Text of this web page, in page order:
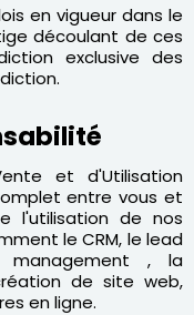
en vigueur dans le
découlant de ces
exclusive des
et d'Utilisation
entre vous et
l'utilisation de nos
le CRM, le lead
management , la
de site web,
en ligne.